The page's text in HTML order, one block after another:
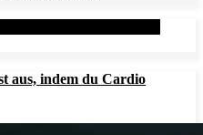
aus, indem du Cardio